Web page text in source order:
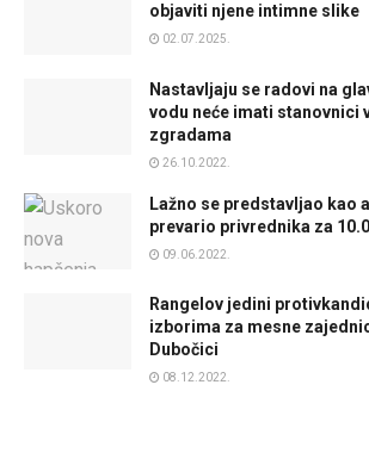
objaviti njene intimne slike
02.07.2025.
Nastavljaju se radovi na
vodu neće imati stanovnici
zgradama
26.10.2022.
Lažno se predstavljao kao
prevario privrednika za
09.06.2022.
Rangelov jedini
izborima za mesne
Dubočici
08.12.2022.